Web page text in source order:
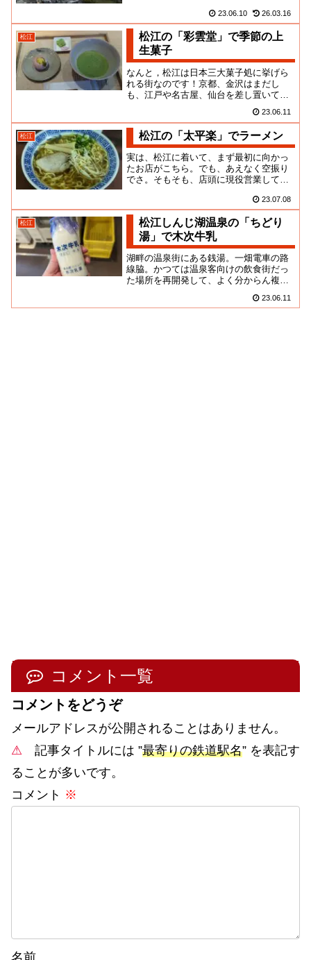
宝松江城や美保神社などの歴...
23.06.10 26.03.16
松江
松江の「彩雲堂」で季節の上
生菓子
なんと，松江は日本三大菓子処に挙げら
れる街なのです！京都、金沢はまだし
も、江戸や名古屋、仙台を差し置いての
の人が、どれだけ松江を認知して...23.06.11
松江 松江の「太平楽」でラーメン
実は、松江に着いて、まず最初に向かっ
たお店がこちら。でも、あえなく空振り
でさ。そもそも、店頭に現役営業してい
ら、きっとコロナ廃業されたんだ...23.07.08
松江
松江しんじ湖温泉の「ちどり
湯」で木次牛乳
湖畔の温泉街にある銭湯。一畑電車の路
線脇。かつては温泉客向けの飲食街だっ
た場所を再開発して、よく分からん複合
ある「ちどり湯」には、しんじ... 23.06.11
コメント一覧
コメントをどうぞ
メールアドレスが公開されることはありません。
⚠ 記事タイトルには ”最寄りの鉄道駅名” を表記す
ることが多いです。
コメント ※
名前